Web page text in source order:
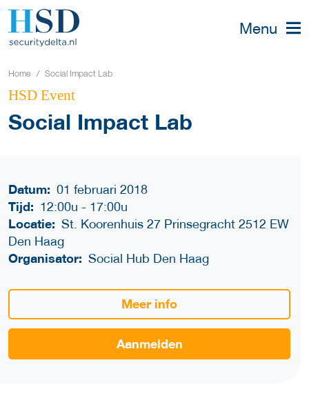
Menu
Home Social Impact Lab
HSD Event
Social Impact Lab
Datum: 01 februari 2018
Tijd: 12:00u- 17:00u
Locatie: St. Koorenhuis 27 Prinsegracht 2512 EW
Den Haag
Organisator: Social Hub Den Haag
Meer info
Aanmelden